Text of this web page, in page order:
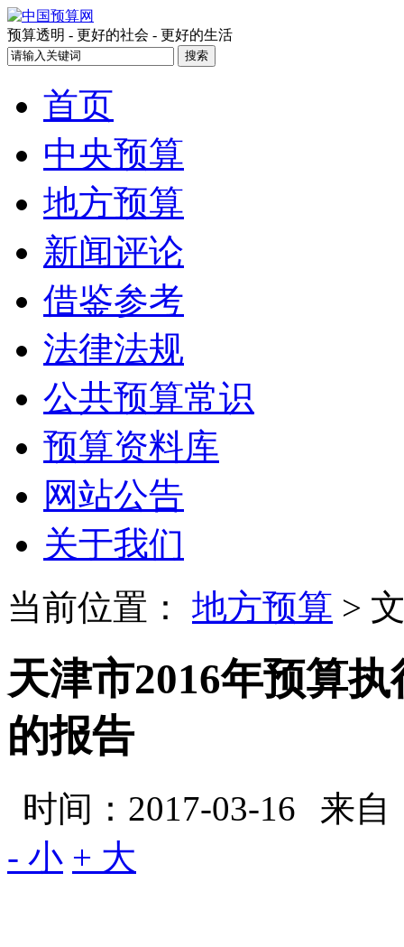
预算透明 - 更好的社会 - 更好的生活
首页
中央预算
地方预算
新闻评论
借鉴参考
法律法规
公共预算常识
预算资料库
网站公告
关于我们
当前位置： 地方预算 >
天津市2016年预算
的报告
时间：2017-03-16
来自
- 小 + 大